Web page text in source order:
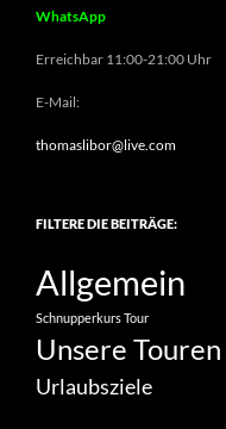
WhatsApp
Erreichbar 11:00-21:00 Uhr
E-Mail:
thomaslibor@live.com
FILTERE DIE BEITRÄGE:
Allgemein
SchnupperkursTour
Unsere Touren
Urlaubsziele